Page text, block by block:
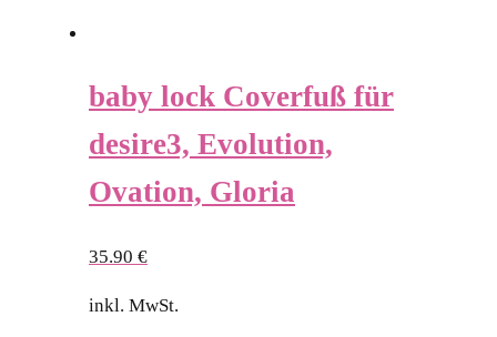
baby lock Coverfuß für
desire3, Evolution,
Ovation, Gloria
35.90 €
inkl. MwSt.